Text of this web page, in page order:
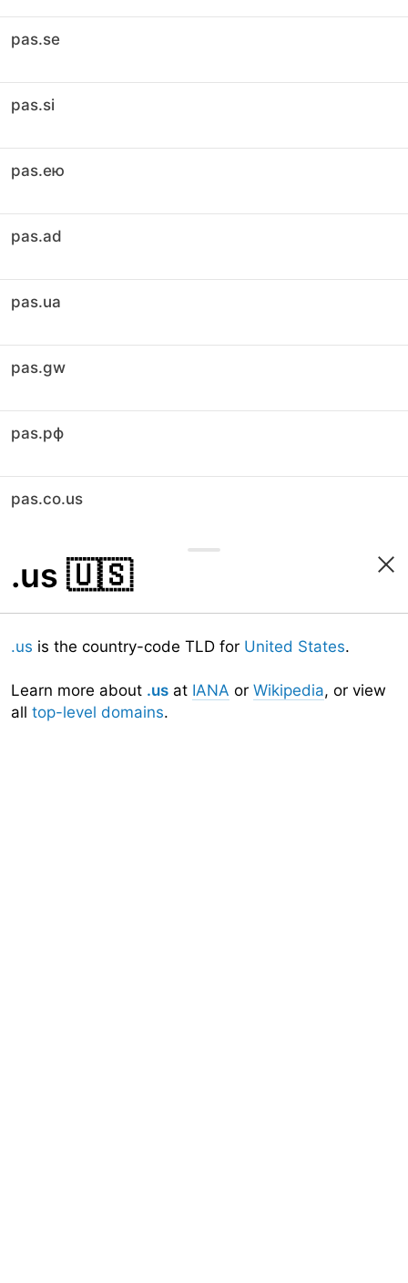
pas.se
pas.si
pas.ею
pas.ad
pas.ua
pas.gw
pas.рф
pas.co.us
.us 🇺🇸
.us is the country-code TLD for United States.
Learn more about .us at IANA or Wikipedia, or view
all top-level domains.